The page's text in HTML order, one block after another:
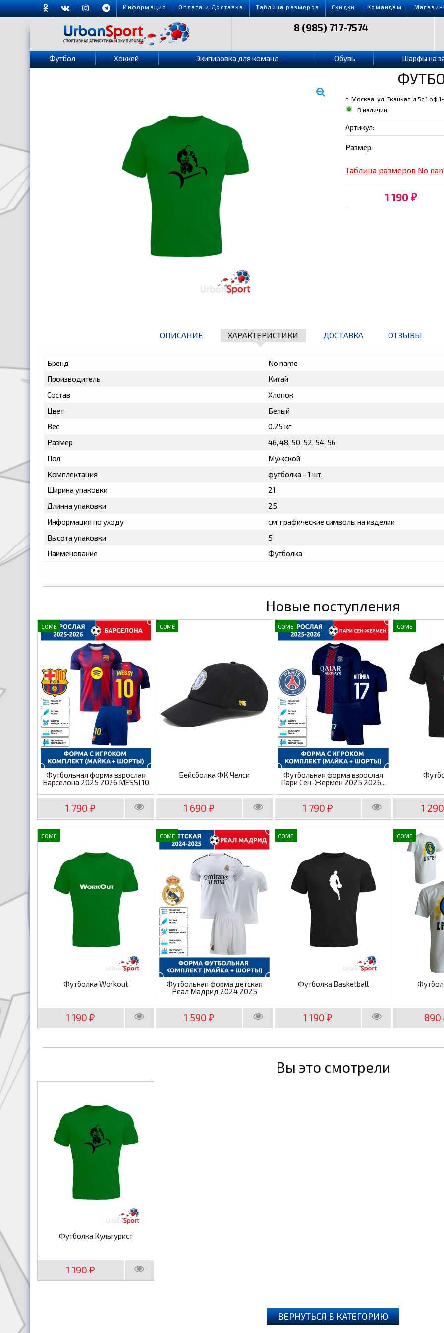
Информация Оплата и Доставка Таблица размеров Скидки Командам
8 (985) 717-7574
Футбол Хоккей Экипировка для команд Обувь Шарфы на
г. Москва, ул. Ткацкая д.5с.1
В наличии
Артикул:
Размер:
Таблица размеров No
1 190₽
ОПИСАНИЕ ХАРАКТЕРИСТИКИ ДОСТАВКА ОТЗЫВЫ
Бренд
No name
Производитель
Китай
Состав
Хлопок
Цвет
Белый
Вес
0.25 кг
Размер
46, 48, 50, 52, 54, 56
Пол
Мужской
Комплектация
футболка - 1 шт.
Ширина упаковки
21
Длинна упаковки
25
Информация по уходу
см. графические символы на изделии
Высота упаковки
5
Наименование
Футболка
Новые поступления
COME
Футбольная форма взрослая
Барселона 2025 2026 MESSI 10
1 790₽
COME
Бейсболка ФК Челси
1 690₽
COME
Футбольная форма взрослая
Пари Сен-Жермен 2025 2026...
1 790₽
COME
1
COME
Футболка Workout
1 190₽
COME
Футбольная форма детская
Реал Мадрид 2024 2025
1 590₽
COME
Футболка Basketball
1 190₽
COME
890
Вы это смотрели
Футболка Культурист
1 190₽
ВЕРНУТЬСЯ В КАТЕГОРИЮ